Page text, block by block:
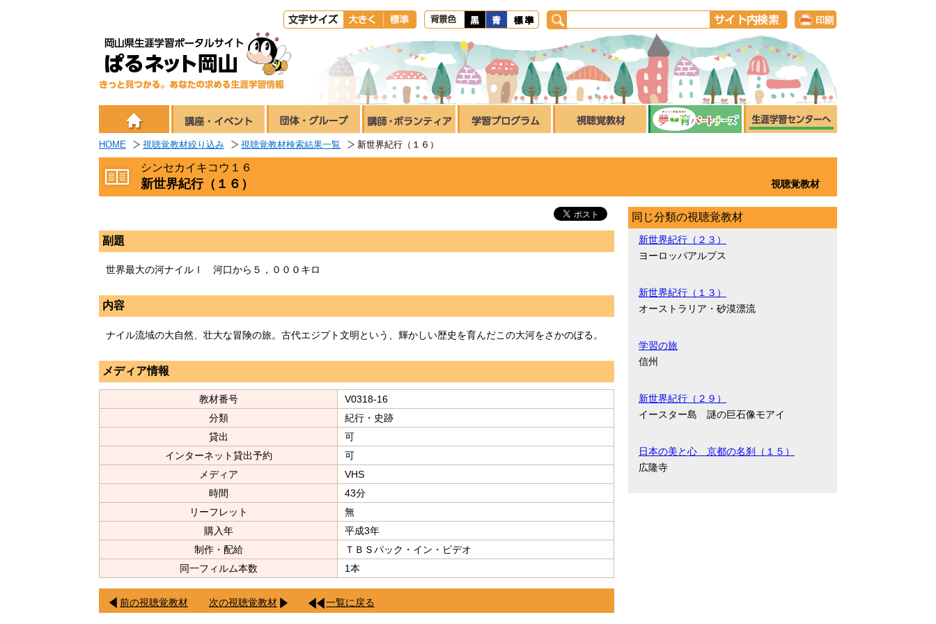
HOME 視聴覚教材絞り込み 視聴覚教材検索結果一覧 新世界紀行（１６）
シンセカイキコウ１６
新世界紀行（１６） 視聴覚教材
副題
世界最大の河ナイルⅠ 河口から５，０００キロ
内容
ナイル流域の大自然、壮大な冒険の旅。古代エジプト文明という、輝かしい歴史を育んだこの大河をさかのぼる。
メディア情報
教材番号
V0318-16
分類
紀行・史跡
貸出
可
インターネット貸出予約
可
メディア
VHS
時間
43分
リーフレット
無
購入年
平成3年
制作・配給
ＴＢＳパック・イン・ビデオ
同一フィルム本数
1本
前の視聴覚教材 次の視聴覚教材 一覧に戻る
同じ分類の視聴覚教材
新世界紀行（２３）
ヨーロッパアルプス
新世界紀行（１３）
オーストラリア・砂漠漂流
学習の旅
信州
新世界紀行（２９）
イースター島 謎の巨石像モアイ
日本の美と心 京都の名刹（１５）
広隆寺